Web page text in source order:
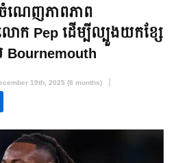
ណេញភាពភាព
ក Pep ដើម្បីល្បួងយកខ្សែ
19th, 2025 (8 months)